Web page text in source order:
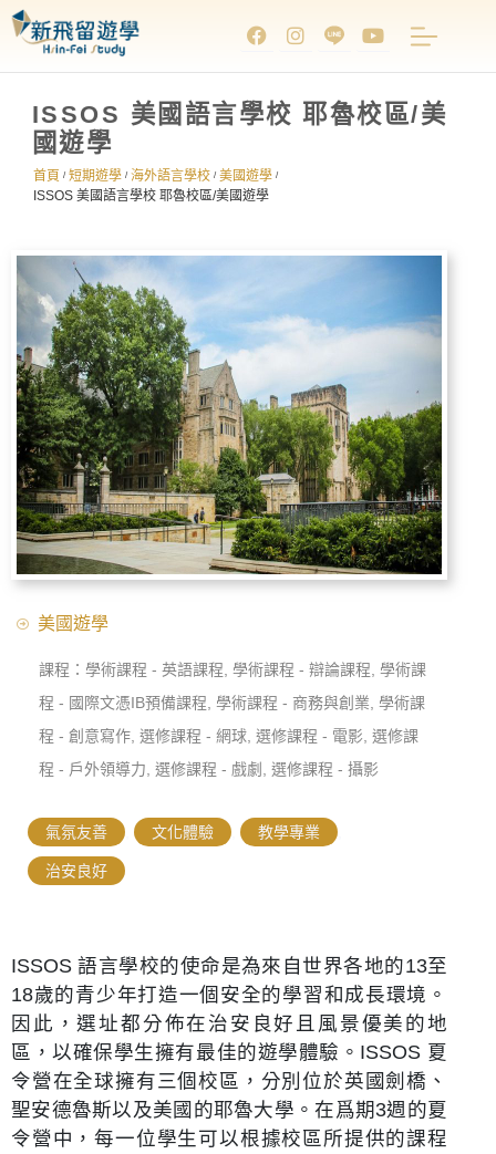
ISSOS 美國語言學校 耶魯校區/美
國遊學
首頁 / 短期遊學 / 海外語言學校 / 美國遊學 /
ISSOS 美國語言學校 耶魯校區/美國遊學
美國遊學
課程：學術課程 - 英語課程, 學術課程 - 辯論課程, 學術課
程 - 國際文憑IB預備課程, 學術課程 - 商務與創業, 學術課
程 - 創意寫作, 選修課程 - 網球, 選修課程 - 電影, 選修課
程 - 戶外領導力, 選修課程 - 戲劇, 選修課程 - 攝影
氣氛友善 文化體驗 教學專業
治安良好
ISSOS 語言學校的使命是為來自世界各地的13至
18歲的青少年打造一個安全的學習和成長環境。
因此，選址都分佈在治安良好且風景優美的地
區，以確保學生擁有最佳的遊學體驗。ISSOS 夏
令營在全球擁有三個校區，分別位於英國劍橋、
聖安德魯斯以及美國的耶魯大學。在爲期3週的夏
令營中，每一位學生可以根據校區所提供的課程